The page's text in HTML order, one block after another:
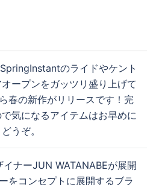
のライドやケント
ープンをガッツリ盛り上げて
春の新作がリリースです！完
気になるアイテムはお早めに
どうぞ。
ナーJUN WATANABEが展開
をコンセプトに展開するブラ